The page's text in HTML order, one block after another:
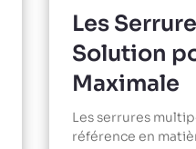
Les
Solution
Maximale
Les serrures
référence en